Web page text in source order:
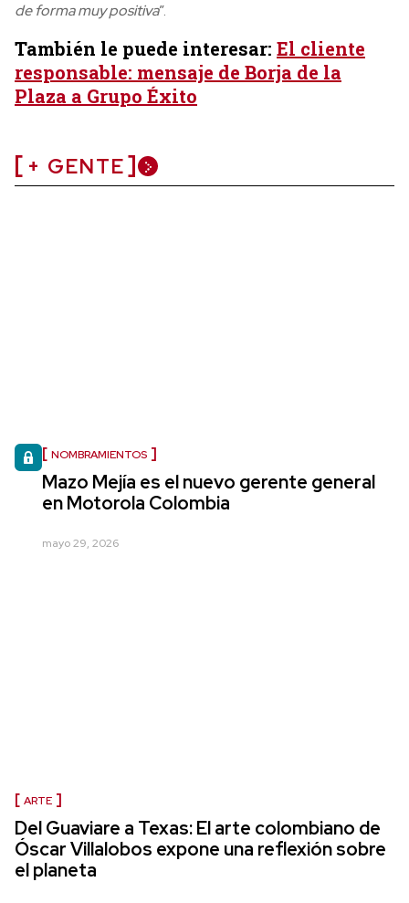
de forma muy positiva”.
También le puede interesar: El cliente
responsable: mensaje de Borja de la
Plaza a Grupo Éxito
+ GENTE
NOMBRAMIENTOS
Mazo Mejía es el nuevo gerente general
en Motorola Colombia
mayo 29, 2026
ARTE
Del Guaviare a Texas: El arte colombiano de
Óscar Villalobos expone una reflexión sobre
el planeta